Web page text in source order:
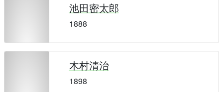
池田密太郎
1888
木村清治
1898